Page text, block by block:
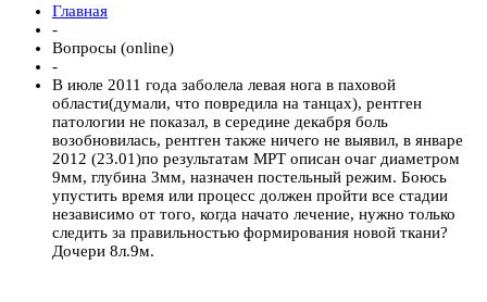
Главная
-
Вопросы (online)
-
В июле 2011 года заболела левая нога в паховой
области(думали, что повредила на танцах), рентген
патологии не показал, в середине декабря боль
возобновилась, рентген также ничего не выявил, в январе
2012 (23.01)по результатам МРТ описан очаг диаметром
9мм, глубина 3мм, назначен постельный режим. Боюсь
упустить время или процесс должен пройти все стадии
независимо от того, когда начато лечение, нужно только
следить за правильностью формирования новой ткани?
Дочери 8л.9м.